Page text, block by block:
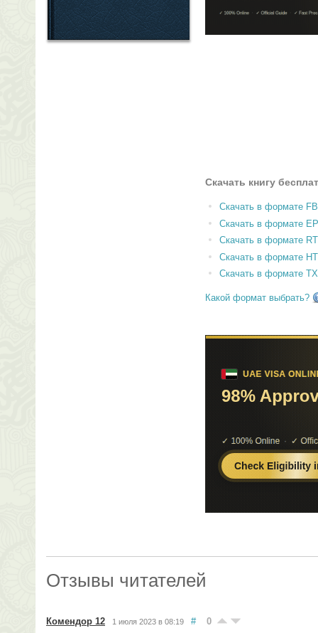
Скачать книгу
Скачать в формате
Скачать в формате
Скачать в формате
Скачать в формате
Скачать в формате
Какой формат выбрать?
Отзывы читателей
Комендор 12 1 июля 2023 в 08:19 # 0